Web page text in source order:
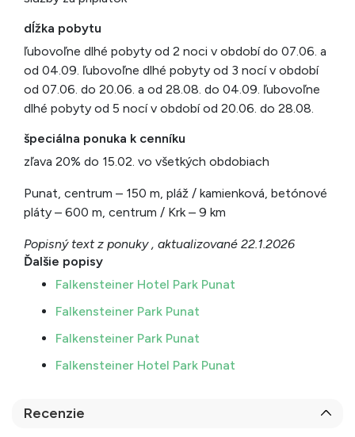
dĺžka pobytu
ľubovoľne dlhé pobyty od 2 noci v období do 07.06. a
od 04.09. ľubovoľne dlhé pobyty od 3 nocí v období
od 07.06. do 20.06. a od 28.08. do 04.09. ľubovoľne
dlhé pobyty od 5 nocí v období od 20.06. do 28.08.
špeciálna ponuka k cenníku
zľava 20% do 15.02. vo všetkých obdobiach
Punat, centrum – 150 m, pláž / kamienková, betónové
pláty – 600 m, centrum / Krk – 9 km
Popisný text z ponuky , aktualizované 22.1.2026
Ďalšie popisy
Falkensteiner Hotel Park Punat
Falkensteiner Park Punat
Falkensteiner Park Punat
Falkensteiner Hotel Park Punat
Recenzie